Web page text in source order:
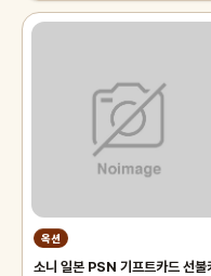
옥션
소니 일본 PSN 기프트카드 선불